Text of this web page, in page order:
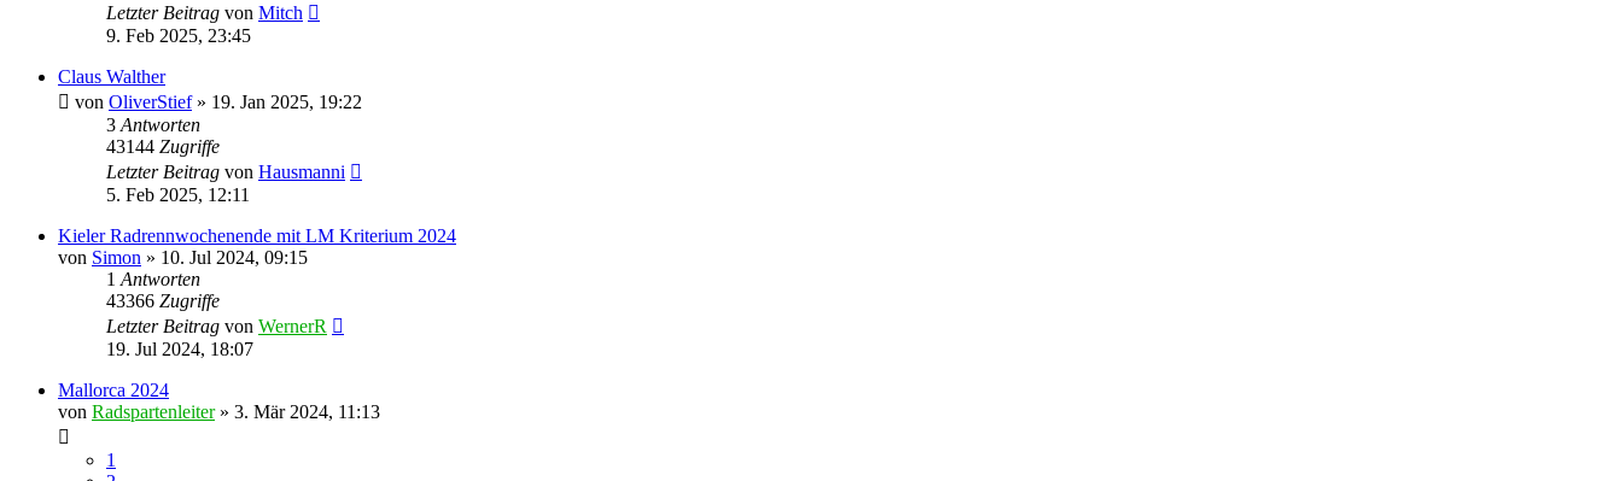
Letzter Beitrag von Mitch
9. Feb 2025, 23:45
Claus Walther
von OliverStief» 19. Jan 2025, 19:22
3 Antworten
43144 Zugriffe
Letzter Beitrag von Hausmanni
5. Feb 2025, 12:11
Kieler Radrennwochenende mit LM Kriterium 2024
von Simon » 10. Jul 2024, 09:15
1 Antworten
43366 Zugriffe
Letzter Beitrag von WernerR
19. Jul 2024, 18:07
Mallorca 2024
von Radspartenleiter» 3. Mär 2024, 11:13
1